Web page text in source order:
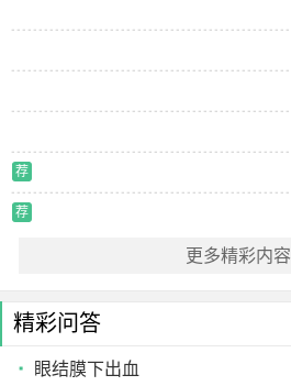
荐
荐
更多精彩内容
精彩问答
眼结膜下出血